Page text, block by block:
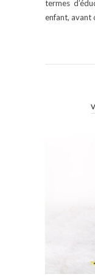
termes
enfant, avant